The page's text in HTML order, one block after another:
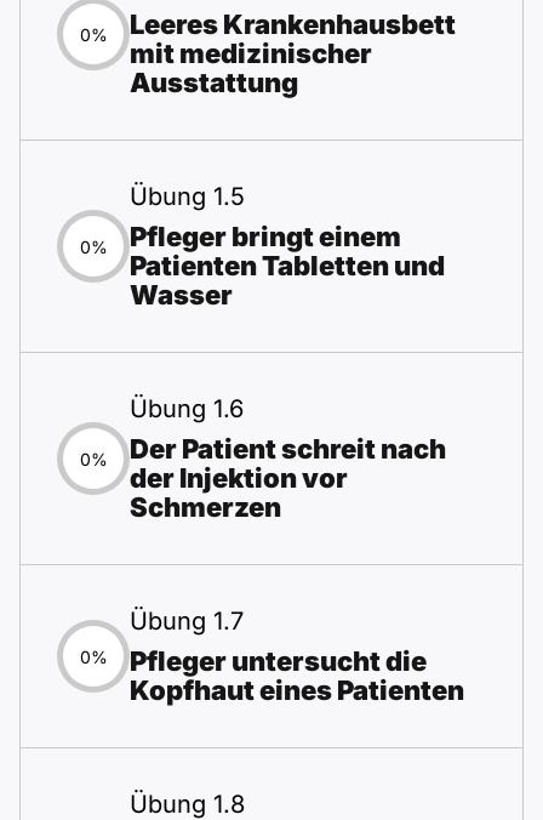
0%
Leeres Krankenhausbett
mit medizinischer
Ausstattung
0%
Übung 1.5
Pfleger bringt einem
Patienten Tabletten und
Wasser
0%
Übung 1.6
Der Patient schreit nach
der Injektion vor
Schmerzen
0%
Übung 1.7
Pfleger untersucht die
Kopfhaut eines Patienten
Übung 1.8